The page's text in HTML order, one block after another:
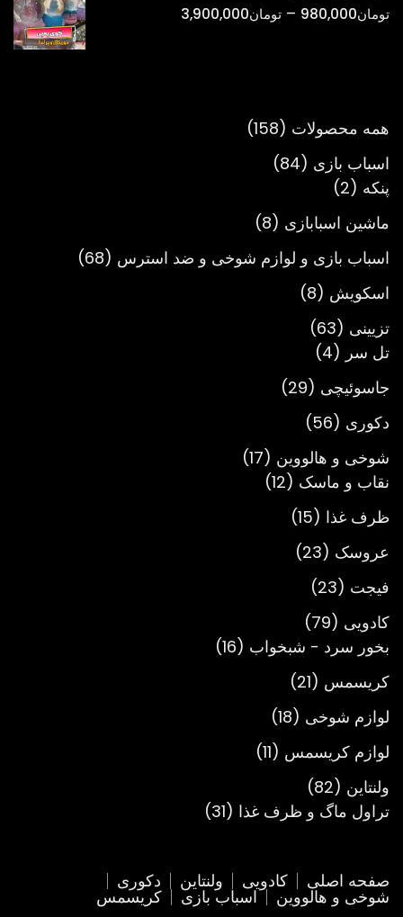
تومان900,000
تومان980,000
– تومان3,900,000
همه محصولات
158
158
اسباب بازی 84
84
پنکه 2
2
محصول
ماشین اسبابازی 8
8
اسباب بازی و لوازم شوخی و ضد استرس 68
68
اسکویش 8
8
تزیینی 63
63
محصول
تل سر 4
4
محصول
جاسوئیچی 29
29
دکوری 56
56
محصول
شوخی و هالووین 17
17
نقاب و ماسک 12
12
ظرف غذا 15
15
محصول
عروسک 23
23
فیجت 23
23
محصول
کادویی 79
79
محصول
بخور سرد - شبخواب 16
16
کریسمس 21
21
محصول
لوازم شوخی 18
18
محصول
لوازم کریسمس 11
11
ولنتاین 82
82
محصول
تراول ماگ و ظرف غذا 31
31
صفحه اصلی کادویی ولنتاین دکوری
شوخی و هالووین اسباب بازی کریسمس